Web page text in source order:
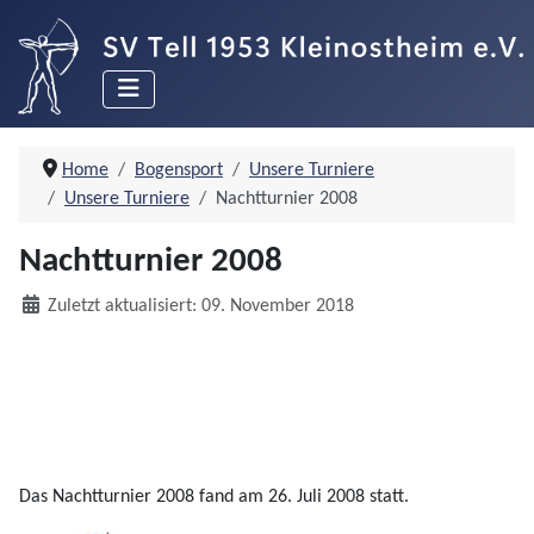
Home Bogensport
Unsere Turniere
Unsere Turniere
Nachtturnier 2008
Nachtturnier 2008
DetailsZuletzt aktualisiert: 09. November 2018
Das Nachtturnier 2008 fand am 26. Juli 2008 statt.